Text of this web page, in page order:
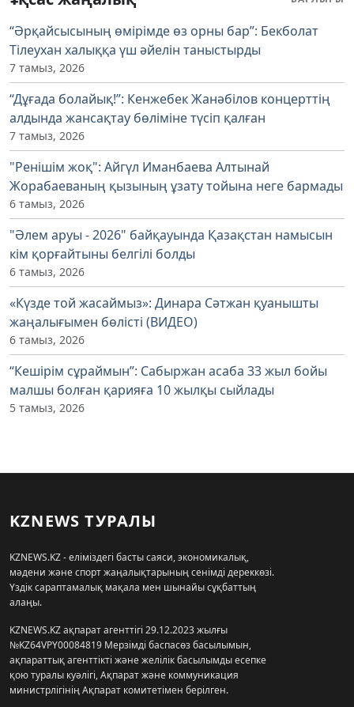
“Әрқайсысының өмірімде өз орны бар”: Бекболат
Тілеухан халыққа үш әйелін таныстырды
7 тамыз, 2026
“Дұғада болайық!”: Кенжебек Жанәбілов концерттің
алдында жансақтау бөліміне түсіп қалған
7 тамыз, 2026
"Ренішім жоқ": Айгүл Иманбаева Алтынай
Жорабаеваның қызының ұзату тойына неге бармады
6 тамыз, 2026
"Әлем аруы - 2026" байқауында Қазақстан намысын
кім қорғайтыны белгілі болды
6 тамыз, 2026
«Күзде той жасаймыз»: Динара Сәтжан қуанышты
жаңалығымен бөлісті (ВИДЕО)
6 тамыз, 2026
“Кешірім сұраймын”: Сабыржан асаба 33 жыл бойы
малшы болған қарияға 10 жылқы сыйлады
5 тамыз, 2026
KZNEWS ТУРАЛЫ
KZNEWS.KZ - еліміздегі басты саяси, экономикалық,
мәдени және спорт жаңалықтарының сенімді дереккөзі.
Үздік сараптамалық мақала мен шынайы сұқбаттың
алаңы.
KZNEWS.KZ ақпарат агенттігі 29.12.2023 жылғы
№KZ64VPY00084819 Мерзімді баспасөз басылымын,
ақпараттық агенттікті және желілік басылымды есепке
қою туралы куәлігі, Ақпарат және коммуникация
министрлігінің Ақпарат комитетімен берілген.